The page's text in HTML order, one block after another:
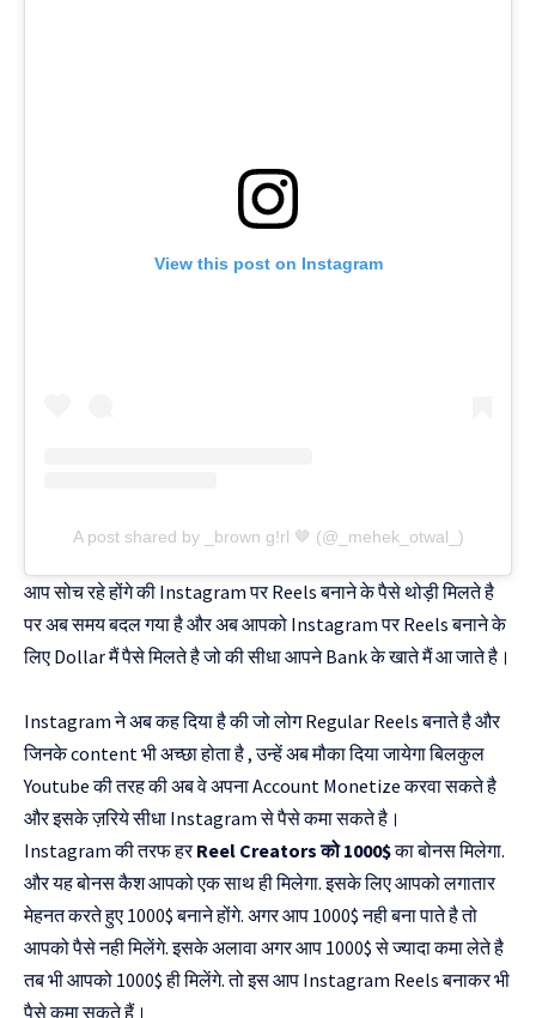
View this post on Instagram
A post shared by _brown g!rl 🤎 (@_mehek_otwal_)
आप सोच रहे होंगे की Instagram पर Reels बनाने के पैसे थोड़ी मिलते है
पर अब समय बदल गया है और अब आपको Instagram पर Reels बनाने के
लिए Dollar मैं पैसे मिलते है जो की सीधा आपने Bank के खाते मैं आ जाते है।
Instagram ने अब कह दिया है की जो लोग Regular Reels बनाते है और
जिनके content भी अच्छा होता है , उन्हें अब मौका दिया जायेगा बिलकुल
Youtube की तरह की अब वे अपना Account Monetize करवा सकते है
और इसके ज़रिये सीधा Instagram से पैसे कमा सकते है।
Instagram की तरफ हरReel Creators को 1000$का बोनस मिलेगा.
और यह बोनस कैश आपको एक साथ ही मिलेगा. इसके लिए आपको लगातार
मेहनत करते हुए 1000$ बनाने होंगे. अगर आप 1000$ नही बना पाते है तो
आपको पैसे नही मिलेंगे. इसके अलावा अगर आप 1000$ से ज्यादा कमा लेते है
तब भी आपको 1000$ ही मिलेंगे. तो इस आप Instagram Reels बनाकर भी
पैसे कमा सकते हैं।